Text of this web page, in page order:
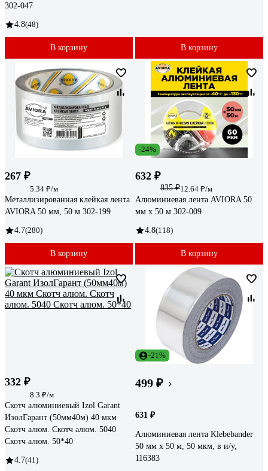
302-047
4.8(48)
В корзину В корзину
267 ₽
5.34 ₽/м
Металлизированная клейкая лента
AVIORA 50 мм, 50 м 302-199
4.7(280)
В корзину
-24%
632 ₽
835 ₽12.64 ₽/м
Алюминиевая лента AVIORA 50
мм х 50 м 302-009
4.8(118)
В корзину
332 ₽
8.3 ₽/м
Скотч алюминиевый Izol Garant
ИзолГарант (50мм40м) 40 мкм
Скотч алюм. Скотч алюм. 5040
Скотч алюм. 50*40
4.7(41)
-21%
499 ₽
631 ₽
Алюминиевая лента Klebebander
50 мм х 50 м, 50 мкм, в и/у,
116383